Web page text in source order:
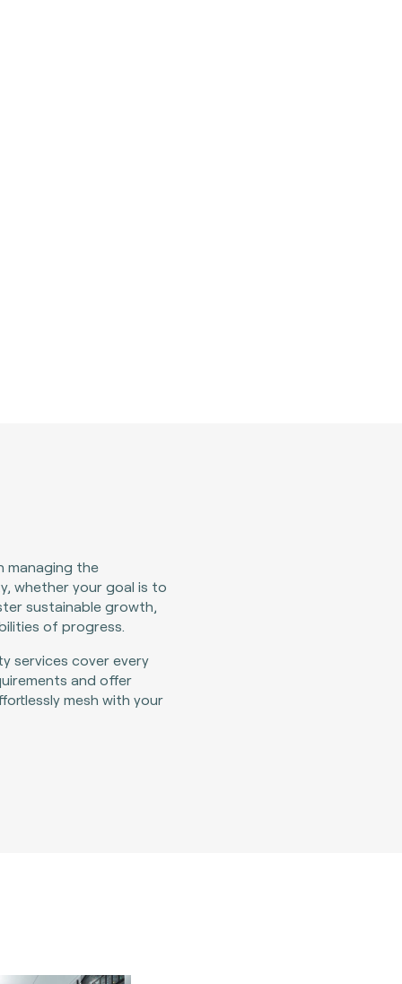
managing the
whether your goal is to
sustainable growth,
of progress.
services cover every
and offer
mesh with your